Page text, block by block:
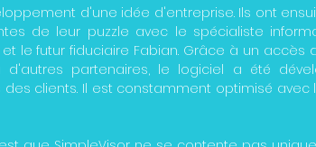
d'une idée d'entreprise. Ils ont
de leur puzzle avec le spécialiste
le futur fiduciaire Fabian. Grâce à un accès
partenaires, le logiciel a été
clients. Il est constamment optimisé avec